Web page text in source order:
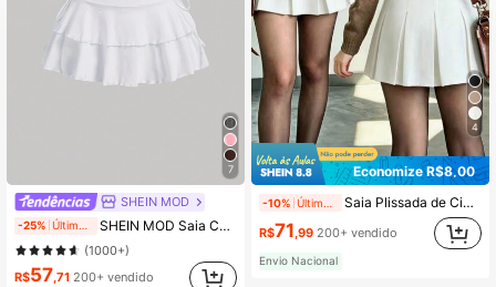
7
SHEIN MOD
-25% SHEIN MOD Saia Casual de Verão com Cordão e Cintura Franzida
(1000+)
R$57 ,71 200+ vendido
4
Economize R$8,00
-10% Saia Plissada de Cintura Alta Feminina, Saia A-Line Versátil, Saia Mini Casual de Cor Sólida Estilo Y2K Branca Primavera
R$71,99 200+ vendido
Envio Nacional